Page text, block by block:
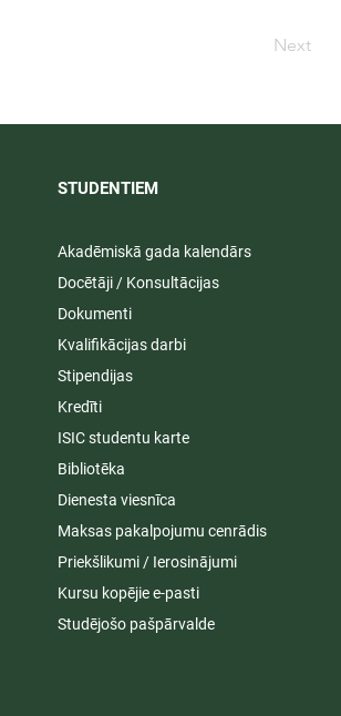
Next
STUDENTIEM​
Akadēmiskā gada kalendārs
Docētāji / Konsultācijas
Dokumenti
Kvalifikācijas darbi
Stipendijas
Kredīti
ISIC studentu karte
Bibliotēka
Dienesta viesnīca
Maksas pakalpojumu cenrādis
Priekšlikumi / Ierosinājumi
Kursu kopējie e-pasti
Studējošo pašpārvalde